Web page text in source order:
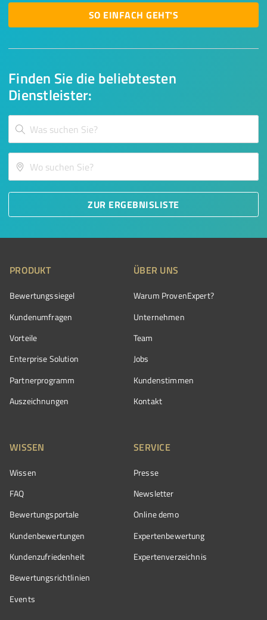
Finden Sie die beliebtesten
Dienstleister:
ZUR ERGEBNISLISTE
SO EINFACH GEHT'S
PRODUKT
Bewertungssiegel
Kundenumfragen
Vorteile
Enterprise Solution
Partnerprogramm
Auszeichnungen
ÜBER UNS
Warum ProvenExpert?
Unternehmen
Team
Jobs
Kundenstimmen
Kontakt
WISSEN
Wissen
FAQ
Bewertungsportale
Kundenbewertungen
Kundenzufriedenheit
Bewertungs­richtlinien
Events
SERVICE
Presse
Newsletter
Online demo
Expertenbewertung
Expertenverzeichnis